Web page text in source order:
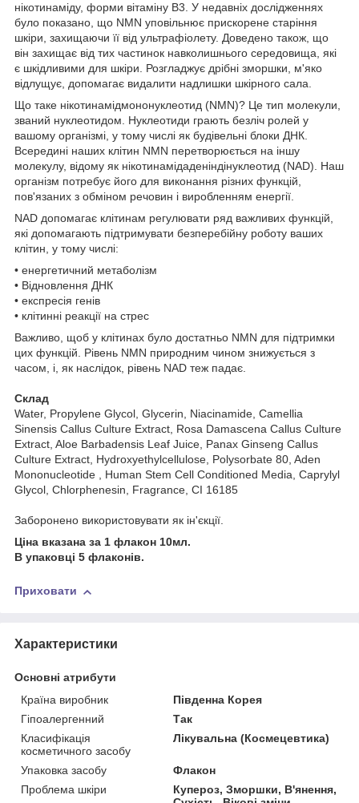
нікотинаміду, форми вітаміну В3. У недавніх дослідженнях
було показано, що NMN уповільнює прискорене старіння
шкіри, захищаючи її від ультрафіолету. Доведено також, що
він захищає від тих частинок навколишнього середовища, які
є шкідливими для шкіри. Розгладжує дрібні зморшки, м'яко
відлущує, допомагає видалити надлишки шкірного сала.
Що таке нікотинамідмононуклеотид (NMN)? Це тип молекули,
званий нуклеотидом. Нуклеотиди грають безліч ролей у
вашому організмі, у тому числі як будівельні блоки ДНК.
Всередині наших клітин NMN перетворюється на іншу
молекулу, відому як нікотинамідаденіндінуклеотид (NAD). Наш
організм потребує його для виконання різних функцій,
пов'язаних з обміном речовин і виробленням енергії.
NAD допомагає клітинам регулювати ряд важливих функцій,
які допомагають підтримувати безперебійну роботу ваших
клітин, у тому числі:
• енергетичний метаболізм
• Відновлення ДНК
• експресія генів
• клітинні реакції на стрес
Важливо, щоб у клітинах було достатньо NMN для підтримки
цих функцій. Рівень NMN природним чином знижується з
часом, і, як наслідок, рівень NAD теж падає.
Склад
Water, Propylene Glycol, Glycerin, Niacinamide, Camellia
Sinensis Callus Culture Extract, Rosa Damascena Callus Culture
Extract, Aloe Barbadensis Leaf Juice, Panax Ginseng Callus
Culture Extract, Hydroxyethylcellulose, Polysorbate 80, Aden
Mononucleotide , Human Stem Cell Conditioned Media, Caprylyl
Glycol, Chlorphenesin, Fragrance, CI 16185
Заборонено використовувати як ін'єкції.
Ціна вказана за 1 флакон 10мл.
В упаковці 5 флаконів.
Приховати
Характеристики
Основні атрибути
Країна виробник
Південна Корея
Гіпоалергенний
Так
Класифікація
косметичного засобу
Лікувальна (Космецевтика)
Упаковка засобу
Флакон
Проблема шкіри
Купероз, Зморшки, В'янення,